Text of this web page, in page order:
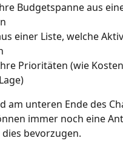
Budgetspanne aus
einer Liste, welche
Prioritäten (wie
am unteren Ende des
immer noch eine
bevorzugen.